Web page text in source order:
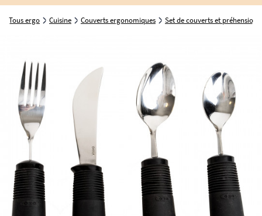
Tous ergo Cuisine Couverts ergonomiques Set de couverts et préhension